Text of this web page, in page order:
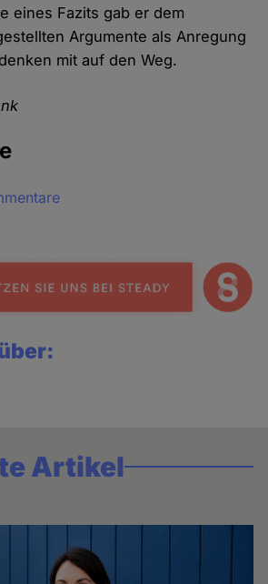
eines Fazits gab er dem
Argumente als Anregung
mit auf den Weg.
Artikel